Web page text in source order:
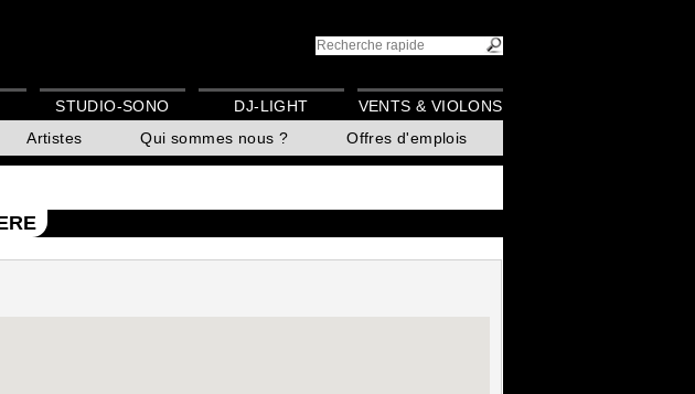
Artistes Qui sommes nous ? Offres d'emplois
STUDIO-SONO DJ-LIGHT VENTS & VIOLONS